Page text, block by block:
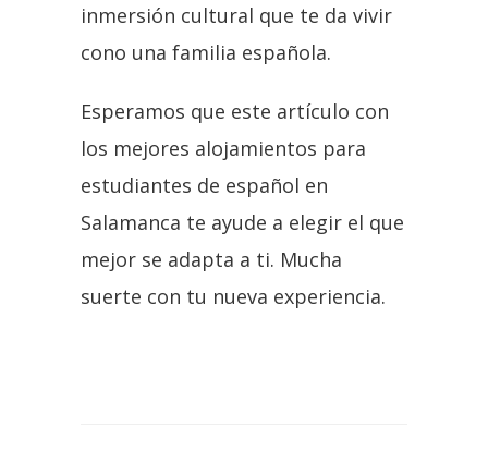
inmersión cultural que te da vivir
cono una familia española.
Esperamos que este artículo con
los mejores alojamientos para
estudiantes de español en
Salamanca te ayude a elegir el que
mejor se adapta a ti. Mucha
suerte con tu nueva experiencia.